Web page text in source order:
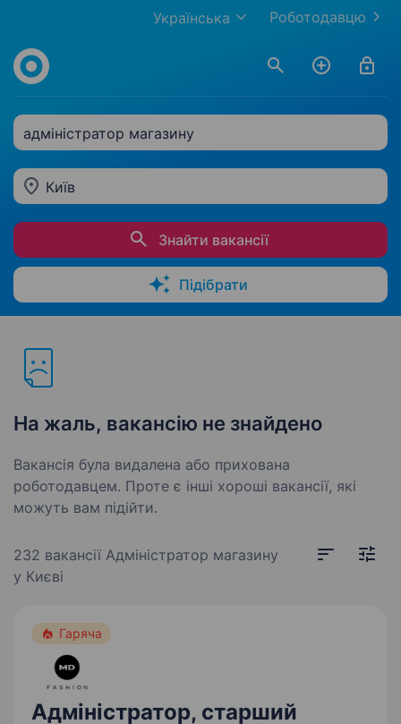
Роботодавцю
Українська
адміністратор магазину
Київ
Знайти вакансії
Підібрати
На жаль, вакансію не знайдено
Вакансія була видалена або прихована
роботодавцем. Проте є інші хороші вакансії, які
можуть вам підійти.
232 вакансії Адміністратор магазину
у Києві
Гаряча
Адміністратор, старший